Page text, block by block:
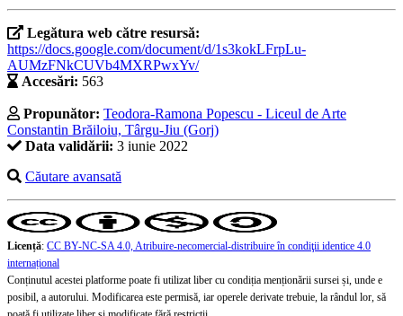
Legătura web către resursă:
https://docs.google.com/document/d/1s3kokLFrpLu-
AUMzFNkCUVb4MXRPwxYv/
Accesări: 563
Propunător: Teodora-Ramona Popescu - Liceul de Arte
Constantin Brăiloiu, Târgu-Jiu (Gorj)
Data validării: 3 iunie 2022
Căutare avansată
Licență: CC BY-NC-SA 4.0, Atribuire-necomercial-distribuire în condiţii identice 4.0
internațional
Conținutul acestei platforme poate fi utilizat liber cu condiția menționării sursei și, unde e
posibil, a autorului. Modificarea este permisă, iar operele derivate trebuie, la rândul lor, să